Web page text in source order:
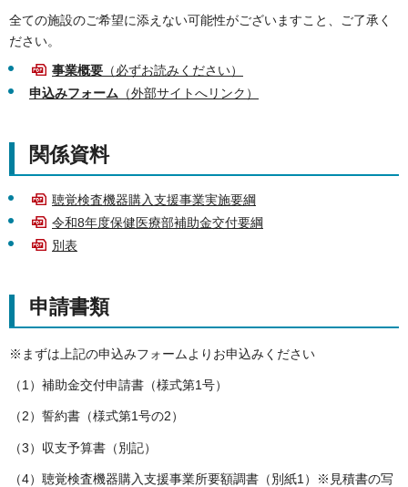
全ての施設のご希望に添えない可能性がございますこと、ご了承く
ださい。
事業概要 （必ずお読みください）
申込みフォーム （外部サイトへリンク）
関係資料
聴覚検査機器購入支援事業実施要綱
令和8年度保健医療部補助金交付要綱
別表
申請書類
※まずは上記の申込みフォームよりお申込みください
（1）補助金交付申請書（様式第1号）
（2）誓約書（様式第1号の2）
（3）収支予算書（別記）
（4）聴覚検査機器購入支援事業所要額調書（別紙1）※見積書の写